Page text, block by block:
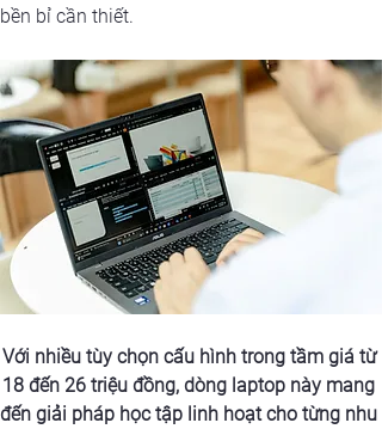
bền bỉ cần thiết.
Với nhiều tùy chọn cấu hình trong tầm giá từ
18 đến 26 triệu đồng, dòng laptop này mang
đến giải pháp học tập linh hoạt cho từng nhu